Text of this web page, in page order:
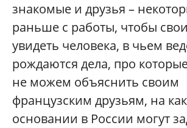
знакомые и друзья –
раньше с работы, чтобы
увидеть человека, в чьем
рождаются дела, про
не можем объяснить своим
французским друзьям, на
основании в России могут